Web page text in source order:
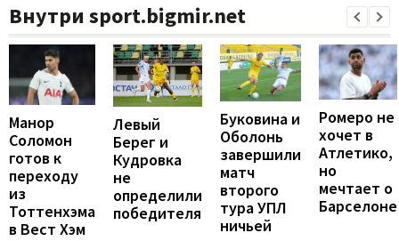
Внутри sport.bigmir.net
Манор
Соломон
готов к
переходу
из
Тоттенхэма
в Вест Хэм
Левый
Берег и
Кудровка
не
определили
победителя
Буковина и
Оболонь
завершили
матч
второго
тура УПЛ
ничьей
Ромеро не
хочет в
Атлетико,
но
мечтает о
Барселоне